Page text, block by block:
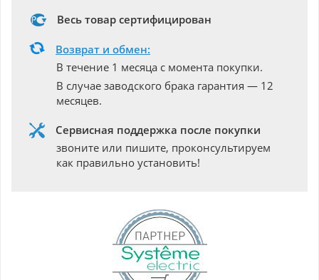
Весь товар сертифицирован
Возврат и обмен:
В течение 1 месяца с момента покупки.
В случае заводского брака гарантия — 12
месяцев.
Сервисная поддержка после покупки
звоните или пишите, проконсультируем
как правильно установить!